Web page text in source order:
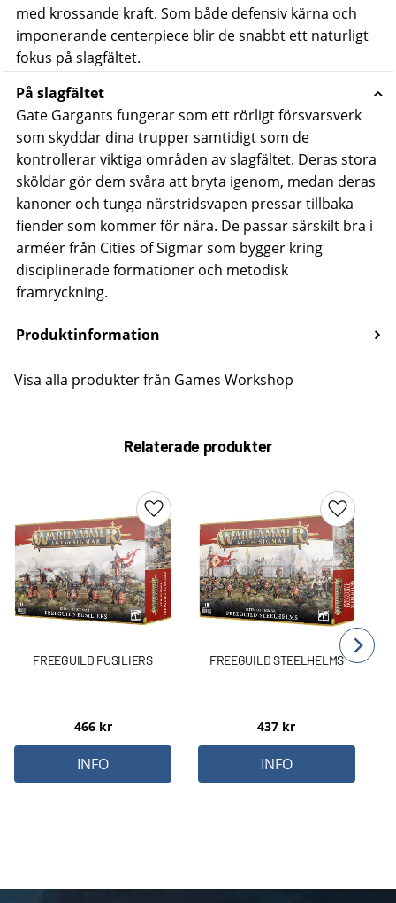
med krossande kraft. Som både defensiv kärna och
imponerande centerpiece blir de snabbt ett naturligt
fokus på slagfältet.
På slagfältet
Gate Gargants fungerar som ett rörligt försvarsverk
som skyddar dina trupper samtidigt som de
kontrollerar viktiga områden av slagfältet. Deras stora
sköldar gör dem svåra att bryta igenom, medan deras
kanoner och tunga närstridsvapen pressar tillbaka
fiender som kommer för nära. De passar särskilt bra i
arméer från Cities of Sigmar som bygger kring
disciplinerade formationer och metodisk
framryckning.
Produktinformation
Visa alla produkter från Games Workshop
Relaterade produkter
FREEGUILD FUSILIERS
466kr
Lägg till i favoriter
INFO
FREEGUILD STEELHELMS
437 kr
Lägg till
INFO